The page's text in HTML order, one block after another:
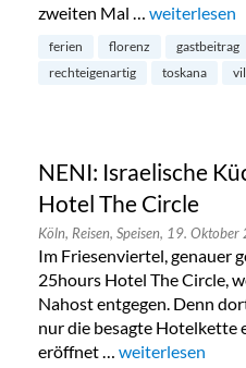
zweiten Mal … weiterlesen
ferien florenz gastbeitrag
rechteigenartig
toskana
NENI: Israelische
Hotel The Circle
Köln, Reisen, Speisen, 19. Oktober
Im Friesenviertel, genauer
25hours Hotel The Circle,
Nahost entgegen. Denn
nur die besagte Hotelkette
eröffnet … „NENI:
weiterlesen